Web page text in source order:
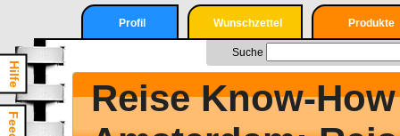
Hilfe
Profil
Registrieren
Wunschzettel
Nur angemeldete
User können einen
Wunschzettel
erstellen
Login
Produkte
Suche
Reise Know-